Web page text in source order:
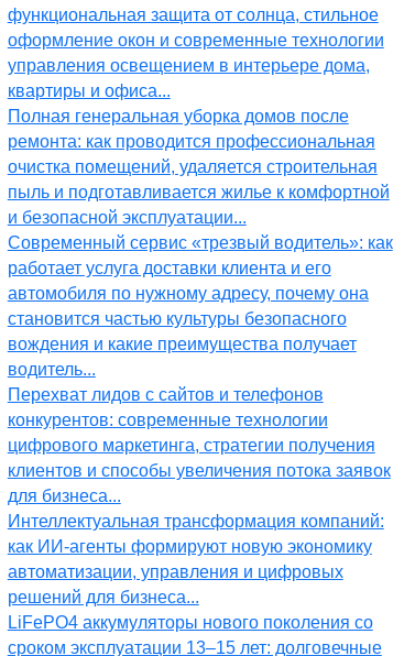
функциональная защита от солнца, стильное
оформление окон и современные технологии
управления освещением в интерьере дома,
квартиры и офиса...
Полная генеральная уборка домов после
ремонта: как проводится профессиональная
очистка помещений, удаляется строительная
пыль и подготавливается жилье к комфортной
и безопасной эксплуатации...
Современный сервис «трезвый водитель»: как
работает услуга доставки клиента и его
автомобиля по нужному адресу, почему она
становится частью культуры безопасного
вождения и какие преимущества получает
водитель...
Перехват лидов с сайтов и телефонов
конкурентов: современные технологии
цифрового маркетинга, стратегии получения
клиентов и способы увеличения потока заявок
для бизнеса...
Интеллектуальная трансформация компаний:
как ИИ-агенты формируют новую экономику
автоматизации, управления и цифровых
решений для бизнеса...
LiFePO4 аккумуляторы нового поколения со
сроком эксплуатации 13–15 лет: долговечные